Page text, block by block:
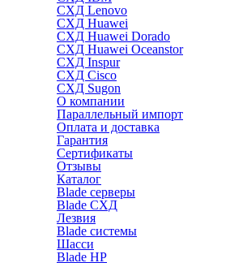
СХД Lenovo
СХД Huawei
СХД Huawei Dorado
СХД Huawei Oceanstor
СХД Inspur
СХД Cisco
СХД Sugon
О компании
Параллельный импорт
Оплата и доставка
Гарантия
Сертификаты
Отзывы
Каталог
Blade серверы
Blade СХД
Лезвия
Blade системы
Шасси
Blade HP